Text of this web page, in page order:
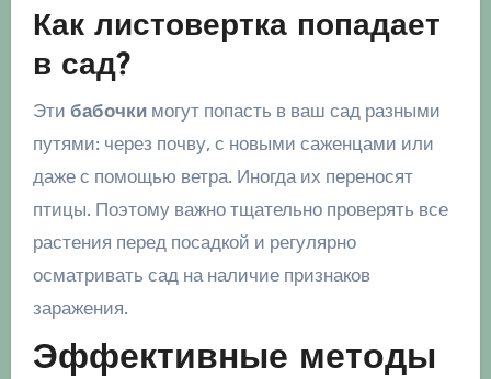
Как листовертка попадает
в сад?
Эти бабочкимогут попасть в ваш сад разными
путями: через почву, с новыми саженцами или
даже с помощью ветра. Иногда их переносят
птицы. Поэтому важно тщательно проверять все
растения перед посадкой и регулярно
осматривать сад на наличие признаков
заражения.
Эффективные методы